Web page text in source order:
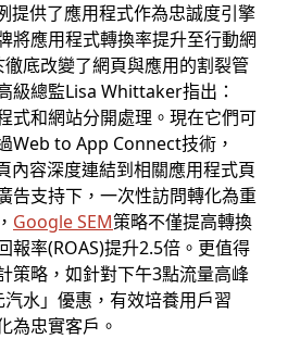
提供了應用程式作為忠誠度引擎
將應用程式轉換率提升至行動網
底改變了網頁與應用的割裂管
級總監Lisa Whittaker指出：
式和網站分開處理。現在它們可
Web to App Connect技術，
內容深度連結到相關應用程式頁
告支持下，一次性訪問轉化為重
Google SEM策略不僅提高轉換
報率(ROAS)提升2.5倍。更值得
策略，如針對下午3點流量高峰
水」優惠，有效培養用戶習
為忠實客戶。